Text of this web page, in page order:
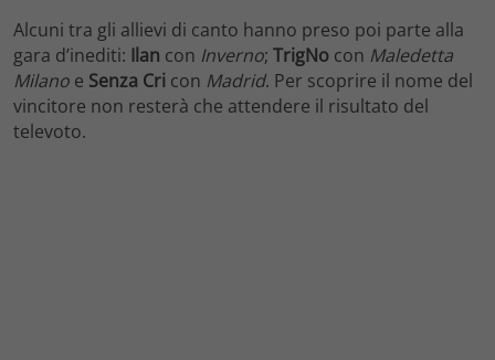
Alcuni tra gli allievi di canto hanno preso poi parte alla
gara d’inediti: Ilan con Inverno; TrigNo con Maledetta
Milano e Senza Cri con Madrid. Per scoprire il nome del
vincitore non resterà che attendere il risultato del
televoto.